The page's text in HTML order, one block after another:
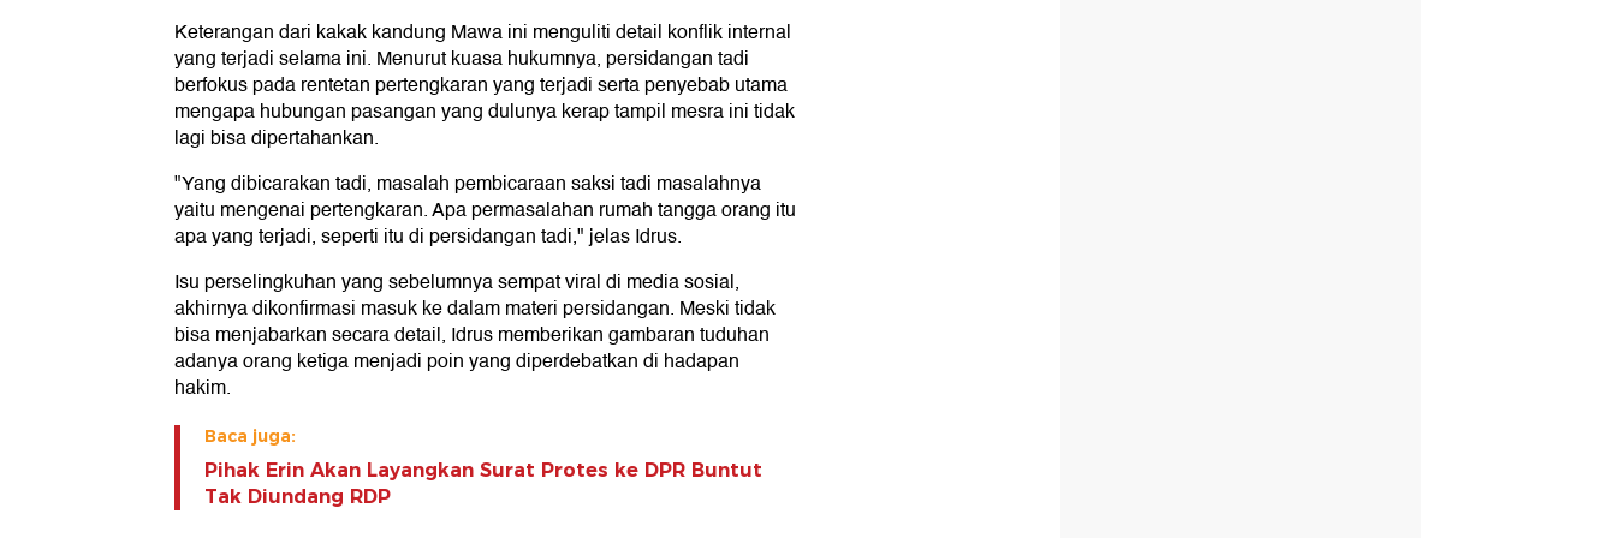
Keterangan dari kakak kandung Mawa ini menguliti detail konflik internal
yang terjadi selama ini. Menurut kuasa hukumnya, persidangan tadi
berfokus pada rentetan pertengkaran yang terjadi serta penyebab utama
mengapa hubungan pasangan yang dulunya kerap tampil mesra ini tidak
lagi bisa dipertahankan.
"Yang dibicarakan tadi, masalah pembicaraan saksi tadi masalahnya
yaitu mengenai pertengkaran. Apa permasalahan rumah tangga orang itu
apa yang terjadi, seperti itu di persidangan tadi," jelas Idrus.
Isu perselingkuhan yang sebelumnya sempat viral di media sosial,
akhirnya dikonfirmasi masuk ke dalam materi persidangan. Meski tidak
bisa menjabarkan secara detail, Idrus memberikan gambaran tuduhan
adanya orang ketiga menjadi poin yang diperdebatkan di hadapan
hakim.
Baca juga:
Pihak Erin Akan Layangkan Surat Protes ke DPR Buntut
Tak Diundang RDP